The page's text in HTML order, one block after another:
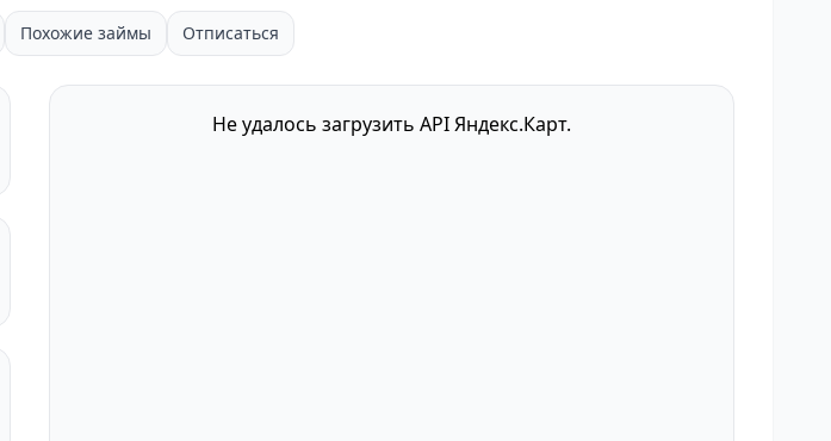
Похожие займы Отписаться
Не удалось загрузить API Яндекс.Карт.